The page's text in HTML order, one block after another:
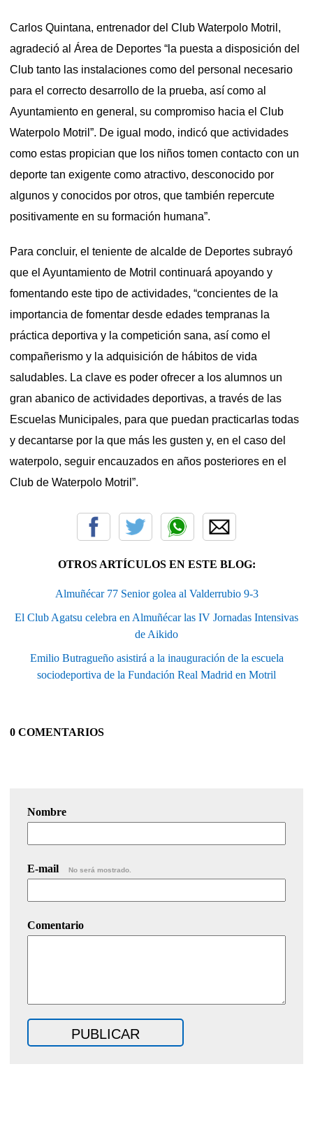
Carlos Quintana, entrenador del Club Waterpolo Motril,
agradeció al Área de Deportes “la puesta a disposición del
Club tanto las instalaciones como del personal necesario
para el correcto desarrollo de la prueba, así como al
Ayuntamiento en general, su compromiso hacia el Club
Waterpolo Motril”. De igual modo, indicó que actividades
como estas propician que los niños tomen contacto con un
deporte tan exigente como atractivo, desconocido por
algunos y conocidos por otros, que también repercute
positivamente en su formación humana”.
Para concluir, el teniente de alcalde de Deportes subrayó
que el Ayuntamiento de Motril continuará apoyando y
fomentando este tipo de actividades, “concientes de la
importancia de fomentar desde edades tempranas la
práctica deportiva y la competición sana, así como el
compañerismo y la adquisición de hábitos de vida
saludables. La clave es poder ofrecer a los alumnos un
gran abanico de actividades deportivas, a través de las
Escuelas Municipales, para que puedan practicarlas todas
y decantarse por la que más les gusten y, en el caso del
waterpolo, seguir encauzados en años posteriores en el
Club de Waterpolo Motril”.
OTROS ARTÍCULOS EN ESTE BLOG:
Almuñécar 77 Senior golea al Valderrubio 9-3
El Club Agatsu celebra en Almuñécar las IV Jornadas Intensivas
de Aikido
Emilio Butragueño asistirá a la inauguración de la escuela
sociodeportiva de la Fundación Real Madrid en Motril
0 COMENTARIOS
Nombre
E-mail No será mostrado.
Comentario